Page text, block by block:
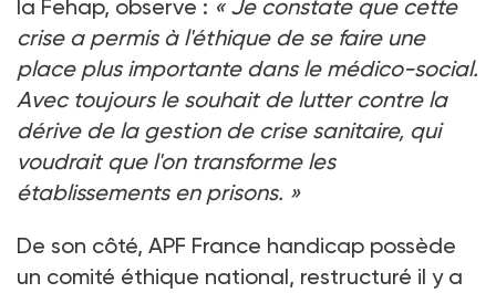
la Fehap, observe : « Je constate que cette
crise a permis à l'éthique de se faire une
place plus importante dans le médico-social.
Avec toujours le souhait de lutter contre la
dérive de la gestion de crise sanitaire, qui
voudrait que l'on transforme les
établissements en prisons. »
De son côté, APF France handicap possède
un comité éthique national, restructuré il y a